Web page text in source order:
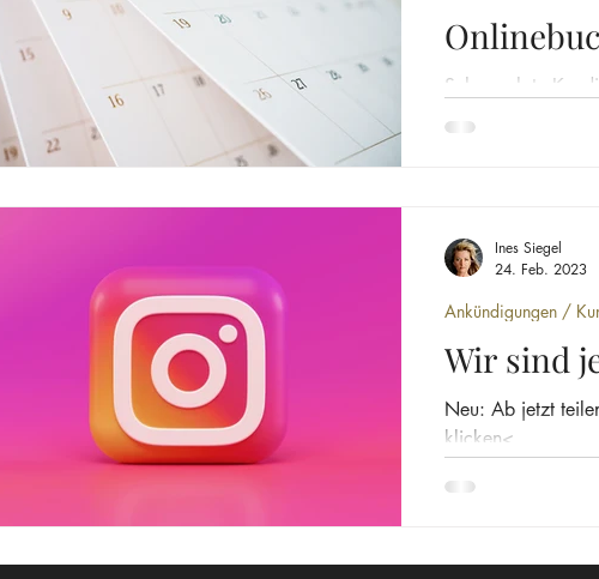
Sehr geehrte
Wir sind
Neu: Ab jetzt
klicken<
Ankündigungen /
Ines Siegel
24. Feb. 2023